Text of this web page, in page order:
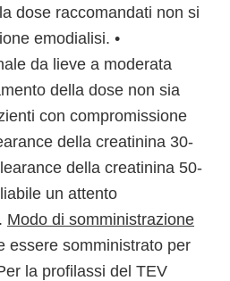
dose raccomandati non si
emodialisi. •
da lieve a moderata
della dose non sia
con compromissione
della creatinina 30-
della creatinina 50-
un attento
Modo di somministrazione
essere somministrato per
la profilassi del TEV